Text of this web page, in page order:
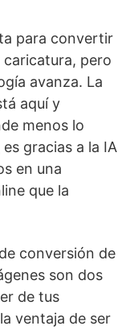
para convertir
pero
avanza. La
aquí y
menos lo
gracias a la IA
en una
que la
conversión de
son dos
de tus
ventaja de ser